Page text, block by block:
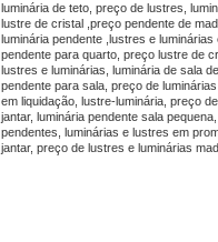
luminária de teto, preço de lustres,
lustre de cristal ,preço pendente de
luminária pendente ,lustres e
pendente para quarto, preço lustre de
lustres e luminárias, luminária de sala
pendente para sala, preço de
em liquidação, lustre-luminária, preço
jantar, luminária pendente sala
pendentes, luminárias e lustres em
jantar, preço de lustres e luminárias